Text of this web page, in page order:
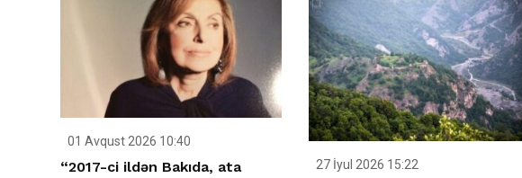
01 Avqust 2026 10:40
“2017-ci ildən Bakıda, ata
27 İyul 2026 15:22